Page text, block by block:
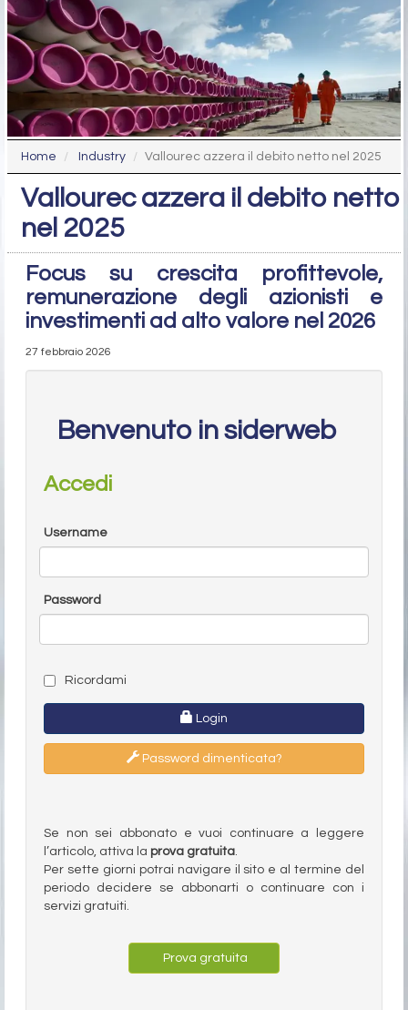
Home Industry Vallourec azzera il debito netto nel 2025
Vallourec azzera il debito netto
nel 2025
Focus su crescita profittevole,
remunerazione degli azionisti e
investimenti ad alto valore nel 2026
27 febbraio 2026
Benvenuto in siderweb
Accedi
Username
Password
Ricordami
Login
Password dimenticata?
Se non sei abbonato e vuoi continuare a leggere
l’articolo, attiva la prova gratuita.
Per sette giorni potrai navigare il sito e al termine del
periodo decidere se abbonarti o continuare con i
servizi gratuiti.
Prova gratuita